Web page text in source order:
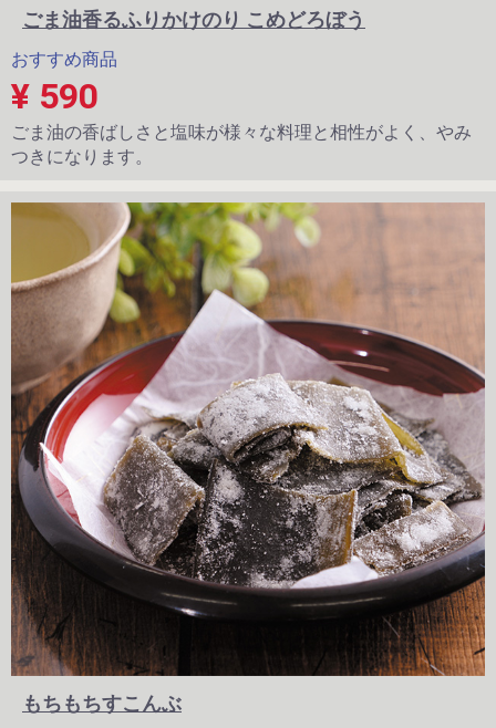
ごま油香るふりかけのり こめどろぼう
おすすめ商品
¥ 590
ごま油の香ばしさと塩味が様々な料理と相性がよく、やみ
つきになります。
もちもちすこんぶ